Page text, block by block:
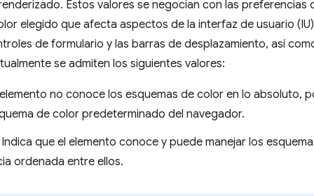
Estos valores se negocian con las preferencias
elegido que afecta aspectos de la interfaz de usuario
de formulario y las barras de desplazamiento, así
se admiten los siguientes valores:
no conoce los esquemas de color en lo absoluto,
de color predeterminado del navegador.
que el elemento conoce y puede manejar los
ordenada entre ellos.